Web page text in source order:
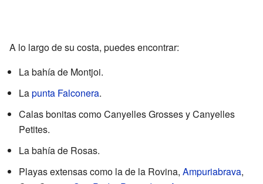
A lo largo de su costa, puedes encontrar:
La bahía de Montjoi.
Lapunta Falconera.
Calas bonitas como Canyelles Grosses y Canyelles
Petites.
La bahía de Rosas.
Playas extensas como la de la Rovina, Ampuriabrava,